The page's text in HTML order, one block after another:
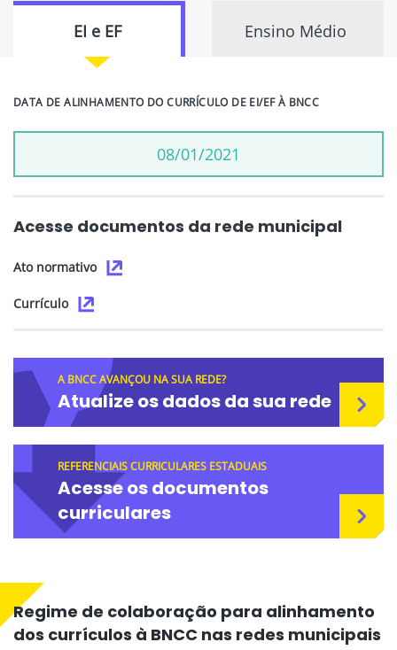
EI e EF Ensino Médio
DATA DE ALINHAMENTO DO CURRÍCULO DE EI/EF À BNCC
08/01/2021
Acesse documentos da rede municipal
Ato normativo
Currículo
A BNCC AVANÇOU NA SUA REDE?
Atualize os dados da sua rede
REFERENCIAIS CURRICULARES ESTADUAIS
Acesse os documentos
curriculares
Regime de colaboração para alinhamento
dos currículos à BNCC nas redes municipais